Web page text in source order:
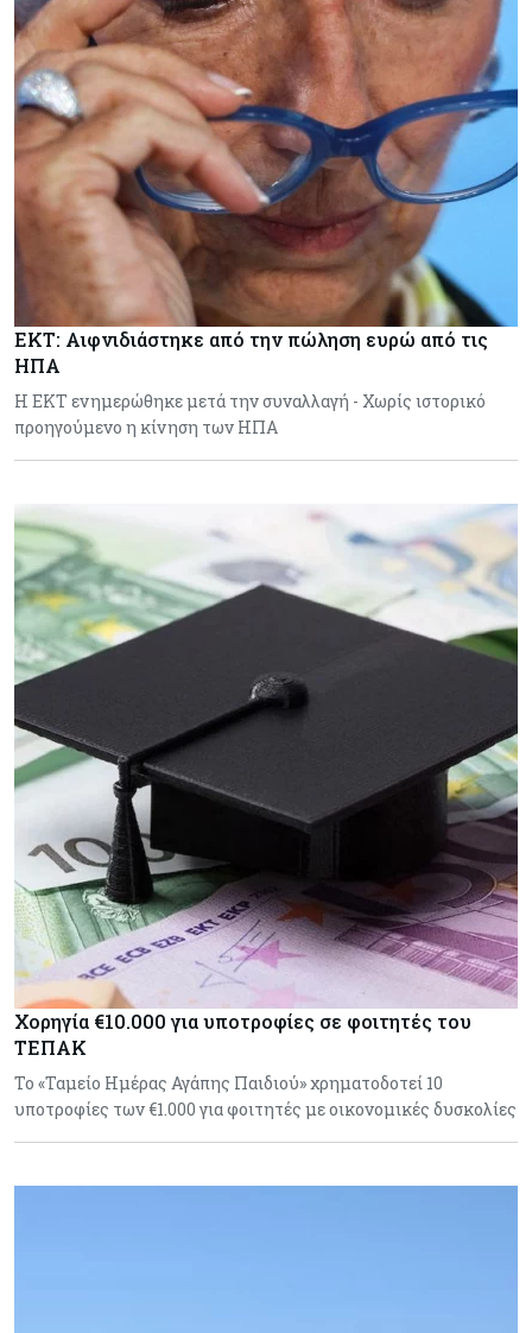
ΕΚΤ: Αιφνιδιάστηκε από την πώληση ευρώ από τις
ΗΠΑ
Η ΕΚΤ ενημερώθηκε μετά την συναλλαγή - Χωρίς ιστορικό
προηγούμενο η κίνηση των ΗΠΑ
Χορηγία €10.000 για υποτροφίες σε φοιτητές του
ΤΕΠΑΚ
Το «Ταμείο Ημέρας Αγάπης Παιδιού» χρηματοδοτεί 10
υποτροφίες των €1.000 για φοιτητές με οικονομικές δυσκολίες